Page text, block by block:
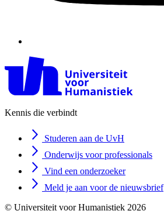
Kennis die verbindt
Studeren aan de UvH
Onderwijs voor professionals
Vind een onderzoeker
Meld je aan voor de nieuwsbrief
© Universiteit voor Humanistiek 2026